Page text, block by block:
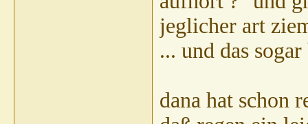
jeglicher art
... und das
dana hat schon